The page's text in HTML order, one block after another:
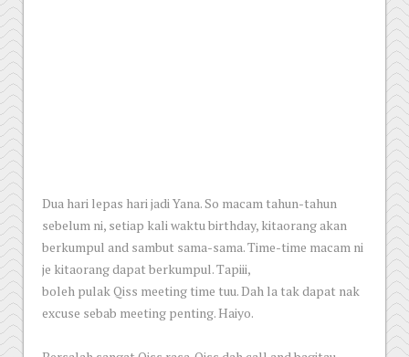
Dua hari lepas hari jadi Yana. So macam tahun-tahun
sebelum ni, setiap kali waktu birthday, kitaorang akan
berkumpul and sambut sama-sama. Time-time macam ni
je kitaorang dapat berkumpul. Tapiii,
boleh pulak Qiss meeting time tuu. Dah la tak dapat nak
excuse sebab meeting penting. Haiyo.